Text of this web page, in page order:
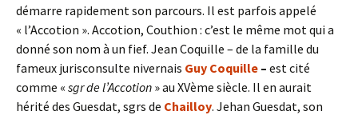
démarre rapidement son parcours. Il est parfois appelé
« l’Accotion ». Accotion, Couthion : c’est le même mot qui a
donné son nom à un fief. Jean Coquille – de la famille du
fameux jurisconsulte nivernais Guy Coquille – est cité
comme « sgr de l’Accotion » au XVème siècle. Il en aurait
hérité des Guesdat, sgrs de Chailloy. Jehan Guesdat, son